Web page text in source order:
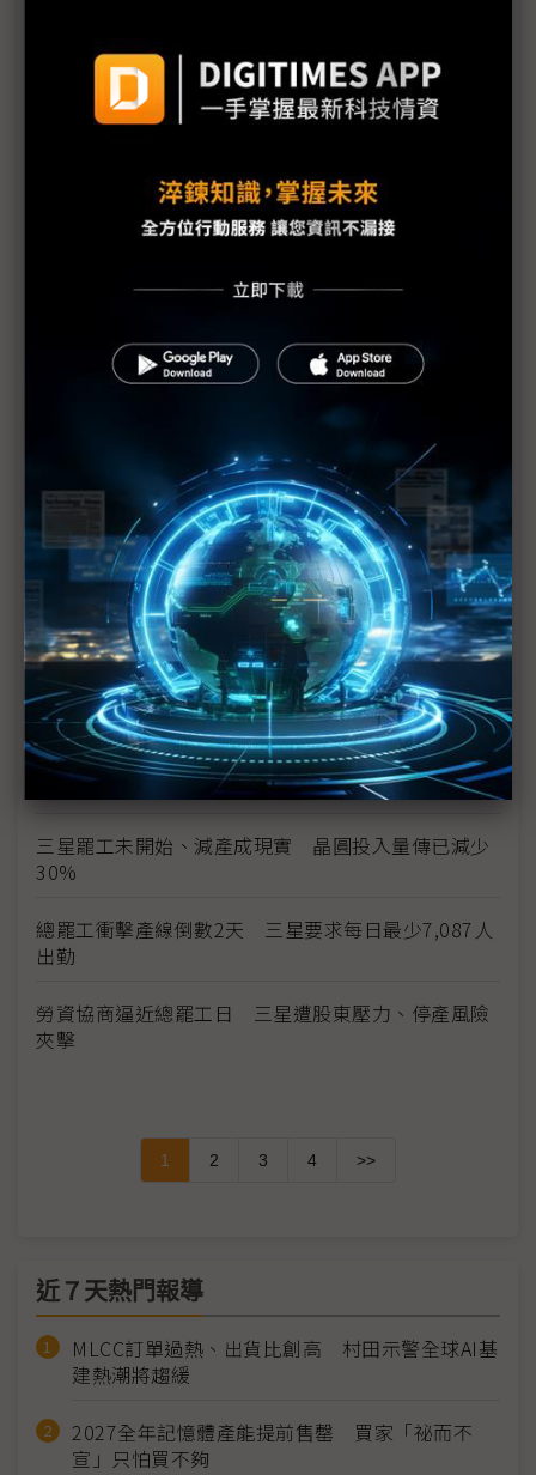
評析：三星罷工危機解除後 高額獎金未能撫平深層
【漫圖秒懂】高分紅還是拚擴產？ 三星、SK海力士
三星史上頭一遭補償方案協議 半導體員工年終分紅
上看6億韓元
三星勞資僵局最後一刻驚險達成協議 總罷工暫緩執
三星總罷工危機 南韓勞動部長親自出面調解
勞資談判破局 三星工會5月21日展開總罷工
獎金釀罷工前夕 三星1Q26薪資出爐、年增25%創
新高
三星罷工未開始、減產成現實 晶圓投入量傳已減少
30%
總罷工衝擊產線倒數2天 三星要求每日最少7,087人
出勤
勞資協商逼近總罷工日 三星遭股東壓力、停產風險
夾擊
1 2 3 4 >>
近７天熱門報導
MLCC訂單過熱、出貨比創高 村田示警全球AI基
建熱潮將趨緩
2027全年記憶體產能提前售罄 買家「祕而不
宣」只怕買不夠